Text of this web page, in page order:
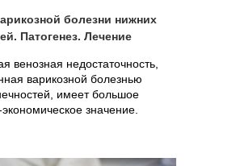
болезни нижних
Патогенез. Лечение
венозная недостаточность,
варикозной болезнью
имеет большое
значение.